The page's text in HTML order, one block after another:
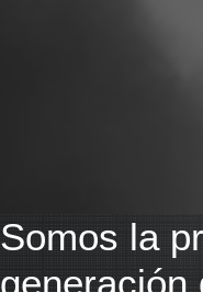
Somos la
generación